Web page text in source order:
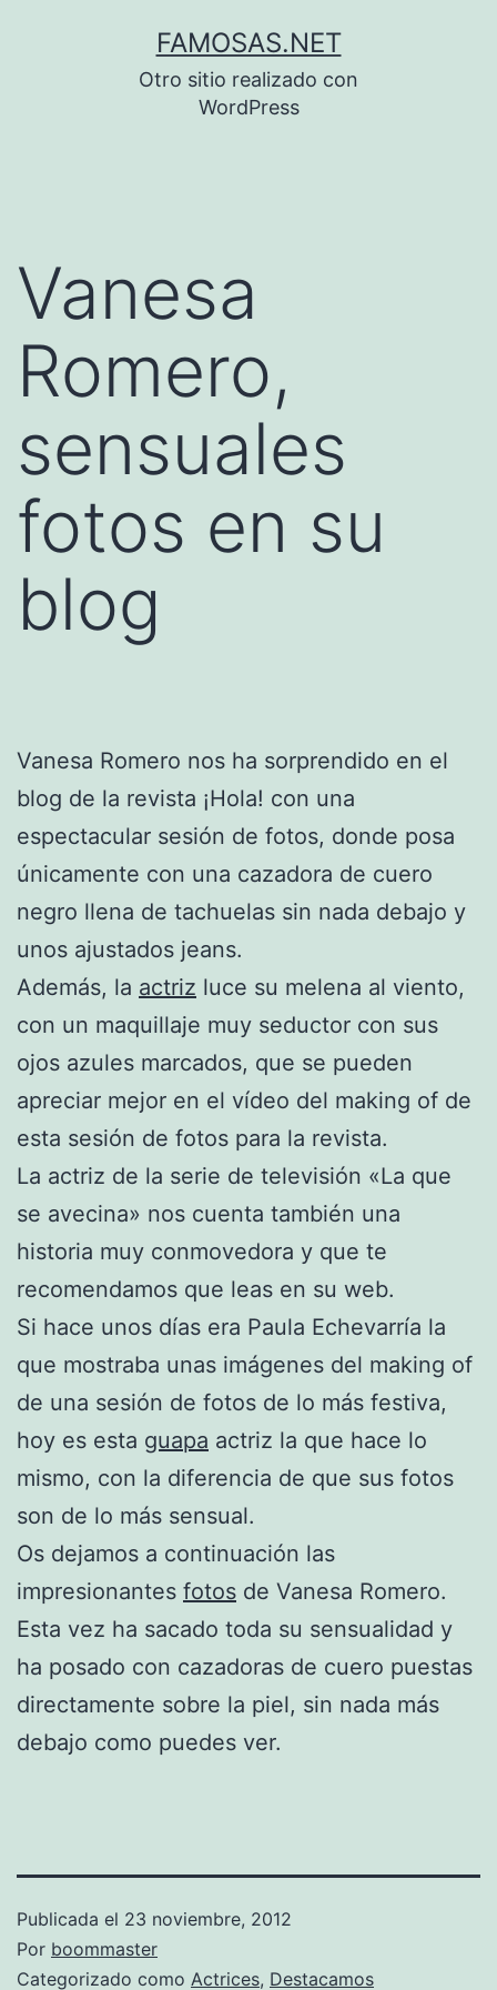
FAMOSAS.NET
Otro sitio realizado con
WordPress
Vanesa
Romero,
sensuales
fotos en su
blog
Vanesa Romero nos ha sorprendido en el
blog de la revista ¡Hola! con una
espectacular sesión de fotos, donde posa
únicamente con una cazadora de cuero
negro llena de tachuelas sin nada debajo y
unos ajustados jeans.
Además, la actriz luce su melena al viento,
con un maquillaje muy seductor con sus
ojos azules marcados, que se pueden
apreciar mejor en el vídeo del making of de
esta sesión de fotos para la revista.
La actriz de la serie de televisión «La que
se avecina» nos cuenta también una
historia muy conmovedora y que te
recomendamos que leas en su web.
Si hace unos días era Paula Echevarría la
que mostraba unas imágenes del making of
de una sesión de fotos de lo más festiva,
hoy es esta guapa actriz la que hace lo
mismo, con la diferencia de que sus fotos
son de lo más sensual.
Os dejamos a continuación las
impresionantes fotos de Vanesa Romero.
Esta vez ha sacado toda su sensualidad y
ha posado con cazadoras de cuero puestas
directamente sobre la piel, sin nada más
debajo como puedes ver.
Publicada el 23 noviembre, 2012
Por boommaster
Categorizado como Actrices, Destacamos